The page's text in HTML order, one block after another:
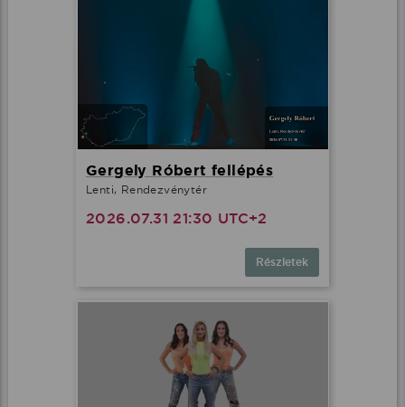
Gergely Róbert fellépés
Lenti, Rendezvénytér
2026.07.31 21:30 UTC+2
Részletek